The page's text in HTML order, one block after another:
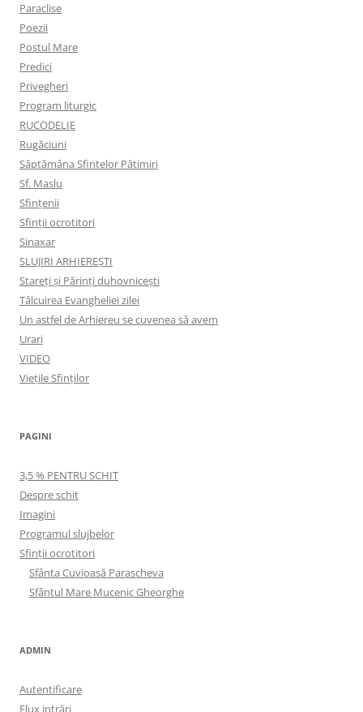
Paraclise
Poezii
Postul Mare
Predici
Privegheri
Program liturgic
RUCODELIE
Rugăciuni
Săptămâna Sfintelor Pătimiri
Sf. Maslu
Sfințenii
Sfinții ocrotitori
Sinaxar
SLUJIRI ARHIEREȘTI
Stareți și Părinți duhovnicești
Tâlcuirea Evangheliei zilei
Un astfel de Arhiereu se cuvenea să avem
Urari
VIDEO
Viețile Sfinților
PAGINI
3,5 % PENTRU SCHIT
Despre schit
Imagini
Programul slujbelor
Sfinţii ocrotitori
Sfânta Cuvioasă Parascheva
Sfântul Mare Mucenic Gheorghe
ADMIN
Autentificare
Flux intrări